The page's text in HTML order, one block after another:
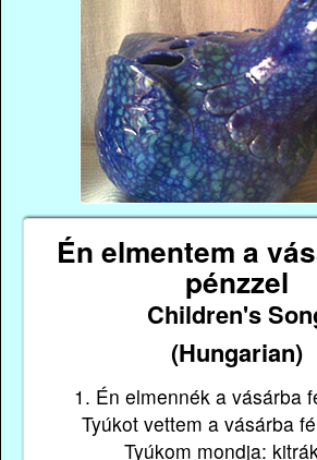
Én elmentem a
pénzzel
Children's
(Hungarian)
1. Én elmennék a vásárba
Tyúkot vettem a vásárba
Tyúkom mondja: